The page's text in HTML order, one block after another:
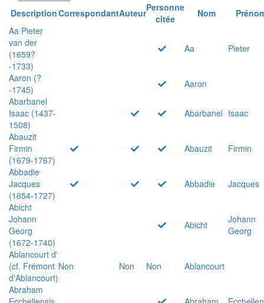
DescriptionCorrespondantAuteurPersonne
citée
Nom
Aa Pieter
van der
(1659?
-1733)
Aa Pieter
Aaron (?
-1745)
Aaron
Abarbanel
Isaac (1437-
1508)
Abarbanel Isaac
Abauzit
Firmin
(1679-1767)
Abauzit
Firmin
Abbadie
Jacques
(1654-1727)
Abbadie
Jacques
Abicht
Johann
Georg
(1672-1740)
Abicht
Johann
Georg
Ablancourt d'
(cf. Frémont
d'Ablancourt)
Non Non Non
Ablancourt
Abraham